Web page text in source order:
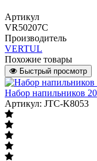
Артикул
VR50207C
Производитель
VERTUL
Похожие товары
Быстрый просмотр
Набор напильников
Артикул: JTC-K8053